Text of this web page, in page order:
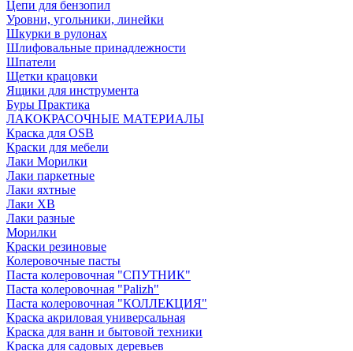
Цепи для бензопил
Уровни, угольники, линейки
Шкурки в рулонах
Шлифовальные принадлежности
Шпатели
Щетки крацовки
Ящики для инструмента
Буры Практика
ЛАКОКРАСОЧНЫЕ МАТЕРИАЛЫ
Краска для OSB
Краски для мебели
Лаки Морилки
Лаки паркетные
Лаки яхтные
Лаки ХВ
Лаки разные
Морилки
Краски резиновые
Колеровочные пасты
Паста колеровочная "СПУТНИК"
Паста колеровочная "Palizh"
Паста колеровочная "КОЛЛЕКЦИЯ"
Краска акриловая универсальная
Краска для ванн и бытовой техники
Краска для садовых деревьев